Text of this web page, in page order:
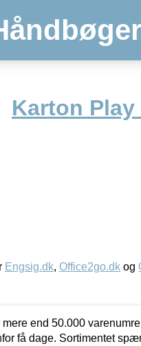
Karton Play
Engsig.dk, Office2go.dk og
end 50.000
få dage. Sortimentet